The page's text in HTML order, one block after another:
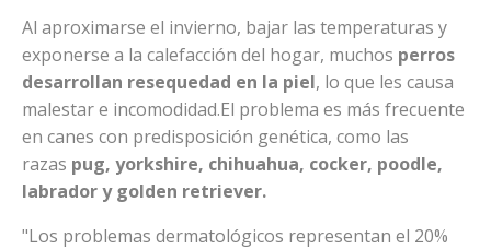
Al aproximarse el invierno, bajar las temperaturas y
exponerse a la calefacción del hogar, muchos perros
desarrollan resequedad en la piel, lo que les causa
malestar e incomodidad.El problema es más frecuente
en canes con predisposición genética, como las
razas pug, yorkshire, chihuahua, cocker, poodle,
labrador y golden retriever.
"Los problemas dermatológicos representan el 20%